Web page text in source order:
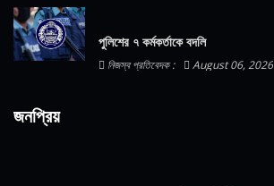
পুলিশের ৭ কর্মকর্তাকে বদলি
নিজস্ব প্রতিবেদক : August 06, 2026
জনপ্রিয়